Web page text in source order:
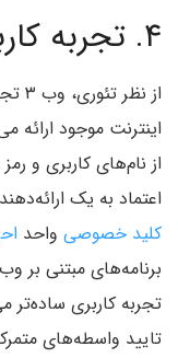
۴. تجربه کاربری پیچیده در وب ۳
اینترنت موجود ارائه
از نام‌های کاربری و
اعتماد به یک
کلید خصوصی واحد
تجربه کاربری ساده‌تر
تایید واسطه‌های